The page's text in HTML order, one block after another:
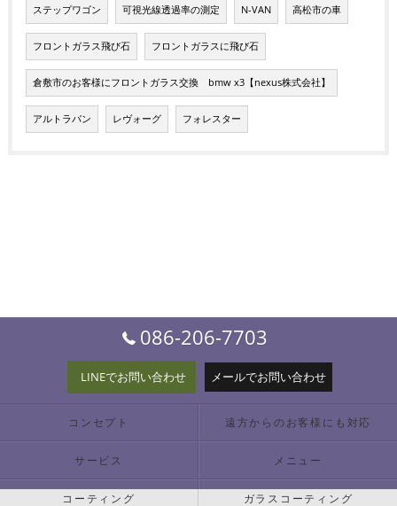
ステップワゴン 可視光線透過率の測定 N-VAN 高松市の車
フロントガラス飛び石 フロントガラスに飛び石
倉敷市のお客様にフロントガラス交換 bmw x3【nexus株式会社】
アルトラパン レヴォーグ フォレスター
086-206-7703
LINEでお問い合わせ メールでお問い合わせ
コンセプト 遠方からのお客様にも対応
サービス メニュー
コーティング ガラスコーティング